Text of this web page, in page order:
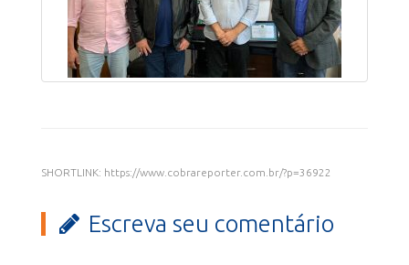
SHORTLINK: https://www.cobrareporter.com.br/?p=36922
Escreva seu comentário